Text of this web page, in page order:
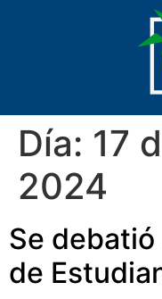
Día: 17
2024
Se
de